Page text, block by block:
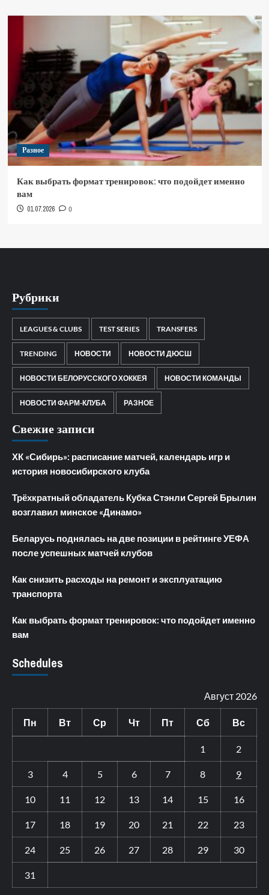
Разное
Как выбрать формат тренировок: что подойдет именно
вам
01.07.2026 0
Рубрики
LEAGUES & CLUBS TEST SERIES TRANSFERS
TRENDING НОВОСТИ НОВОСТИ ДЮСШ
НОВОСТИ БЕЛОРУССКОГО ХОККЕЯ НОВОСТИ КОМАНДЫ
НОВОСТИ ФАРМ-КЛУБА РАЗНОЕ
Свежие записи
ХК «Сибирь»: расписание матчей, календарь игр и
история новосибирского клуба
Трёхкратный обладатель Кубка Стэнли Сергей Брылин
возглавил минское «Динамо»
Беларусь поднялась на две позиции в рейтинге УЕФА
после успешных матчей клубов
Как снизить расходы на ремонт и эксплуатацию
транспорта
Как выбрать формат тренировок: что подойдет именно
вам
Schedules
Август 2026
Пн Вт Ср Чт Пт Сб Вс
1 2
3 4 5 6 7 8 9
10 11 12 13 14 15 16
17 18 19 20 21 22 23
24 25 26 27 28 29 30
31